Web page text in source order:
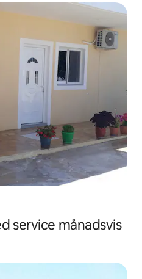
service månadsvis